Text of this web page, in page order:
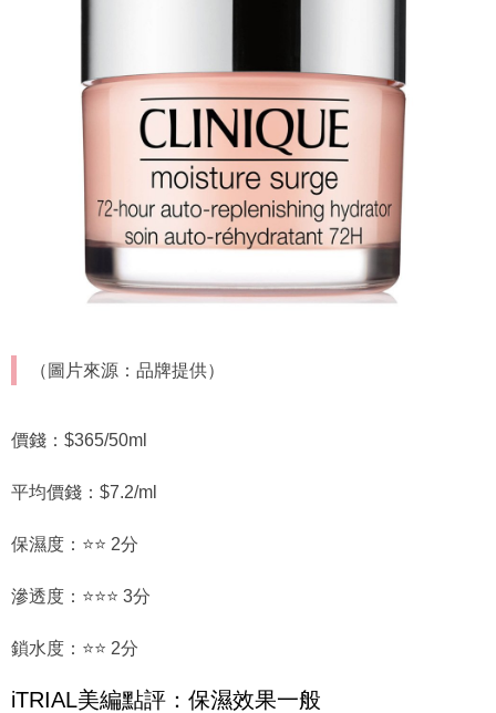
（圖片來源：品牌提供）
價錢：$365/50ml
平均價錢：$7.2/ml
保濕度：⭐⭐ 2分
滲透度：⭐⭐⭐ 3分
鎖水度：⭐⭐ 2分
iTRIAL美編點評：保濕效果一般